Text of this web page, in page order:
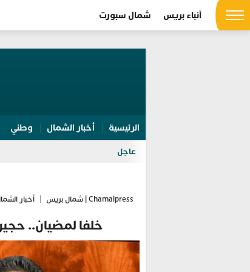
أنباء بريس شمال سبورت
الرئيسية أخبار الشمال وطني
عاجل
Chamalpress | شمال بريس أخبار
خلفا لمضيان..